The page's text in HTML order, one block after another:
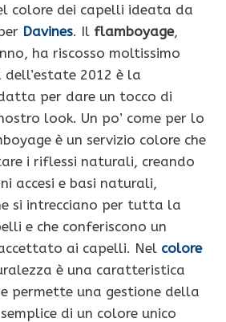
colore dei capelli ideata da
Davines. Il flamboyage,
ha riscosso moltissimo
dell’estate 2012 è la
per dare un tocco di
look. Un po’ come per lo
è un servizio colore che
i riflessi naturali, creando
accesi e basi naturali,
si intrecciano per tutta la
e che conferiscono un
ai capelli. Nel colore
è una caratteristica
permette una gestione della
di un colore unico